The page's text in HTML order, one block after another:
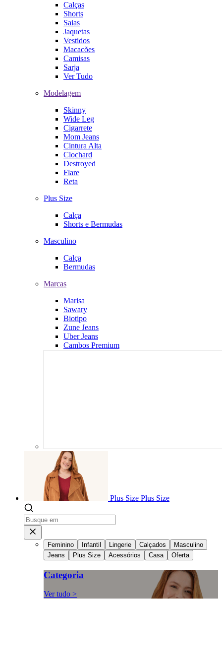
Calças
Shorts
Saias
Jaquetas
Vestidos
Macacões
Camisas
Sarja
Ver Tudo
Modelagem
Skinny
Wide Leg
Cigarrete
Mom Jeans
Cintura Alta
Clochard
Destroyed
Flare
Reta
Plus Size
Calça
Shorts e Bermudas
Masculino
Calça
Bermudas
Marcas
Marisa
Sawary
Biotipo
Zune Jeans
Uber Jeans
Cambos Premium
Plus Size Plus Size
Feminino Infantil Lingerie Calçados
Masculino
Jeans
Plus Size Acessórios Casa Oferta
Categoria
Ver tudo >